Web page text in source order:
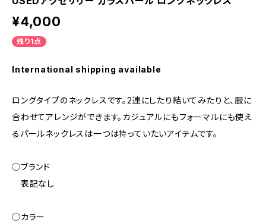
¥4,000
残り1点
International shipping available
ロングタイプのネックレスです。2連にしたり結いてみたりと、服に
合わせてアレンジができます。カジュアルにもフォーマルにも使え
るパールネックレスは一つは持っていたいアイテムです。
◯ブランド
表記なし
◯カラー